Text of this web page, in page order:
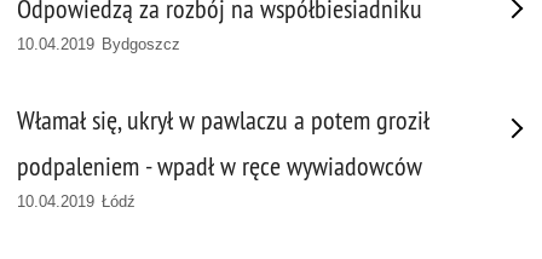
Odpowiedzą za rozbój na współbiesiadniku
10.04.2019 Bydgoszcz
Włamał się, ukrył w pawlaczu a potem groził
podpaleniem - wpadł w ręce wywiadowców
10.04.2019 Łódź